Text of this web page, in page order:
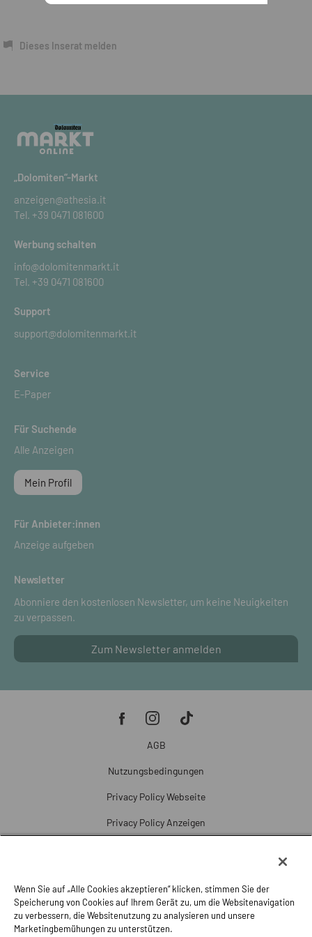
Dieses Inserat melden
„Dolomiten“-Markt
anzeigen@athesia.it
Tel. +39 0471 081600
Werbung schalten
info@dolomitenmarkt.it
Tel. +39 0471 081600
Support
support@dolomitenmarkt.it
Service
E-Paper
Für Suchende
Alle Anzeigen
Mein Profil
Für Anbieter:innen
Anzeige aufgeben
Newsletter
Abonniere den kostenlosen Newsletter, um keine Neuigkeiten
zu verpassen.
Zum Newsletter anmelden
AGB
Nutzungsbedingungen
Privacy Policy Webseite
Privacy Policy Anzeigen
Beschwerde
Impressum
Wenn Sie auf „Alle Cookies akzeptieren“ klicken, stimmen Sie der
Speicherung von Cookies auf Ihrem Gerät zu, um die Websitenavigation
zu verbessern, die Websitenutzung zu analysieren und unsere
Marketingbemühungen zu unterstützen.